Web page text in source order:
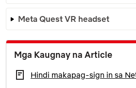
Meta Quest VR headset
Mga Kaugnay na Article
Hindi makapag-sign in sa